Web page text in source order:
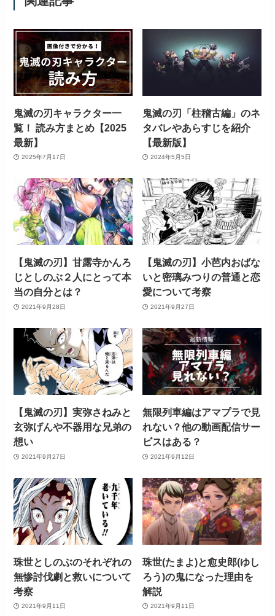
鬼滅の刃キャラクター一
覧！ 読み方まとめ【2025
最新】
2025年7月17日
鬼滅の刃「柱稽古編」のネ
タバレやあらすじを紹介
【最新版】
2024年5月5日
【鬼滅の刃】甘露寺かんろ
じとしのぶ２人にとって本
当の自分とは？
2021年9月28日
【鬼滅の刃】小芭内おばな
いと密璃みつりの普通と恋
愛について考察
2021年9月27日
【鬼滅の刃】実弥さねみと
玄弥げんや不器用な兄弟の
想い
2021年9月27日
無限列車編はアマプラで見
れない？他の動画配信サー
ビスはある？
2021年9月12日
珠世としのぶのそれぞれの
無惨討伐劇と救いについて
考察
2021年9月11日
珠世(たまよ)と愈史郎(ゆし
ろう)の鬼になった理由を
解説
2021年9月11日